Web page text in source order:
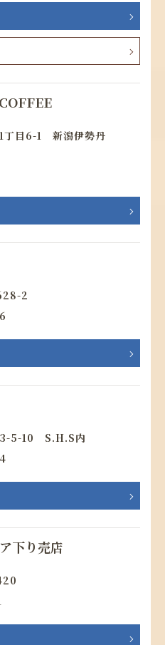
丁目6-1 新潟伊勢丹
2
3-5-10 S.H.S内
下り売店